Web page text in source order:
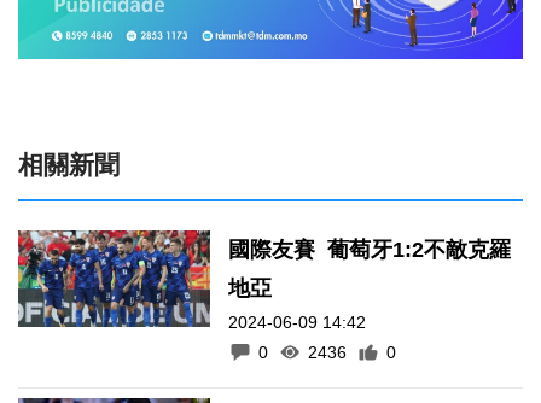
相關新聞
國際友賽 葡萄牙1:2不敵克羅
地亞
2024-06-09 14:42
0
2436 0